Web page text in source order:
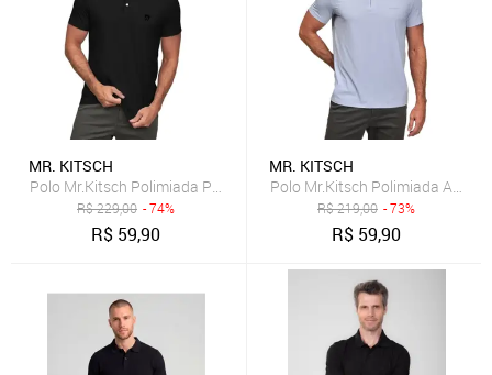
MR. KITSCH
Polo Mr.Kitsch Polimiada Preto
R$229,00 - 74%
R$ 59,90
MR. KITSCH
Polo Mr.Kitsch Polimiada Azul
R$219,00 - 73%
R$ 59,90